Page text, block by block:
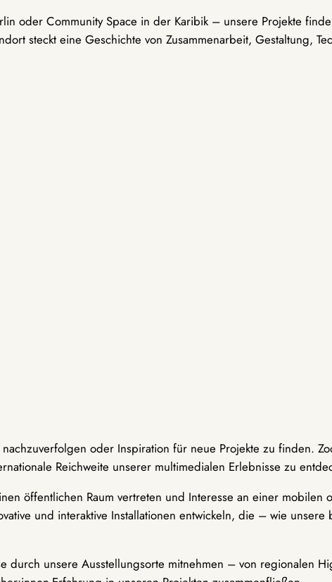
oder Community Space in der Karibik – unsere Projekte
steckt eine Geschichte von Zusammenarbeit, Gestaltung,
oder Inspiration für neue Projekte zu finden.
Reichweite unserer multimedialen Erlebnisse zu
öffentlichen Raum vertreten und Interesse an einer
und interaktive Installationen entwickeln, die – wie
durch unsere Ausstellungsorte mitnehmen – von regionalen